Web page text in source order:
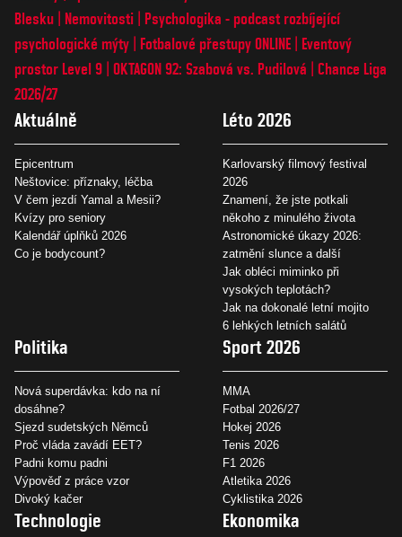
Blesku
Nemovitosti
Psychologika - podcast rozbíjející
psychologické mýty
Fotbalové přestupy ONLINE
Eventový
prostor Level 9 OKTAGON 92: Szabová vs. Pudilová
Chance Liga
2026/27
Aktuálně
Epicentrum
Neštovice: příznaky, léčba
V čem jezdí Yamal a Mesii?
Kvízy pro seniory
Kalendář úplňků 2026
Co je bodycount?
Léto 2026
Karlovarský filmový festival
2026
Znamení, že jste potkali
někoho z minulého života
Astronomické úkazy 2026:
zatmění slunce a další
Jak obléci miminko při
vysokých teplotách?
Jak na dokonalé letní mojito
6 lehkých letních salátů
Politika
Nová superdávka: kdo na ní
dosáhne?
Sjezd sudetských Němců
Proč vláda zavádí EET?
Padni komu padni
Výpověď z práce vzor
Divoký kačer
Sport 2026
MMA
Fotbal 2026/27
Hokej 2026
Tenis 2026
F1 2026
Atletika 2026
Cyklistika 2026
Technologie Ekonomika